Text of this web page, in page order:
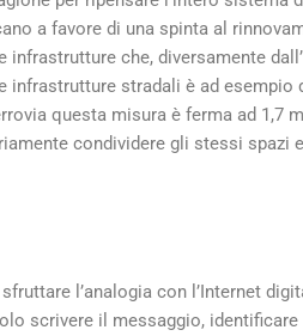
a favore di una spinta al
che, diversamente
stradali è ad esempio
questa misura è ferma ad 1,7
condividere gli stessi
l’analogia con l’Internet
scrivere il messaggio,